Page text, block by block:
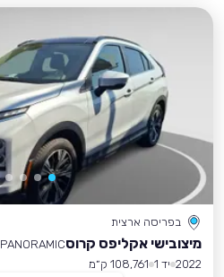
בפריסה ארצית
מיצובישי אקליפס קרוסPANORAMIC
2022 יד 1
108,761 ק״מ